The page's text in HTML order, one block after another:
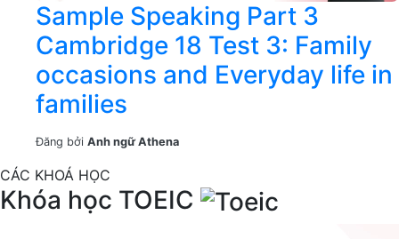
Sample Speaking Part 3
Cambridge 18 Test 3: Family
occasions and Everyday life in
families
Đăng bởi Anh ngữ Athena
CÁC KHOÁ HỌC
Khóa học TOEIC